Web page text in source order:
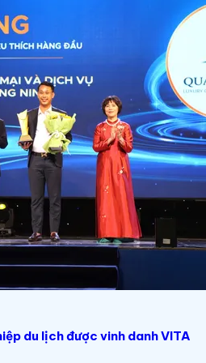
du lịch được vinh danh VITA